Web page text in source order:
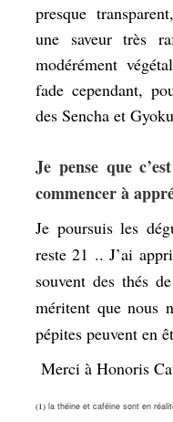
presque
une saveur très
modérément
fade cependant,
des Sencha et
Je pense que
commencer à
Je poursuis les
reste 21 .. J’ai
souvent des thés
méritent que nous
pépites peuvent en
Merci à Honoris
(1) la théine et caféine sont en